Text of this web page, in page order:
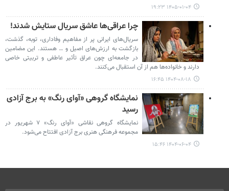
۱۴۰۵-۰۱-۰۴ ۱۹:۲۳
چرا عراقی‌ها عاشق سریال ستایش شدند!
سریال‌های ایرانی پر از مفاهیم وفاداری، توبه، گذشت،
بازگشت به ارزش‌های اصیل و … هستند. این مضامین
در جامعه‌ای چون عراق تأثیر عاطفی و تربیتی خاصی
دارند و خانواده‌ها هم از آن استقبال می‌کنند.
۱۴۰۴-۰۸-۱۸ ۱۶:۴۵
نمایشگاه گروهی «آوای رنگ» به برج آزادی
رسید
نمایشگاه گروهی نقاشی «آوای رنگ» ۷ شهریور در
مجموعه فرهنگی هنری برج آزادی افتتاح می‌شود.
۱۴۰۴-۰۶-۰۴ ۱۵:۴۶